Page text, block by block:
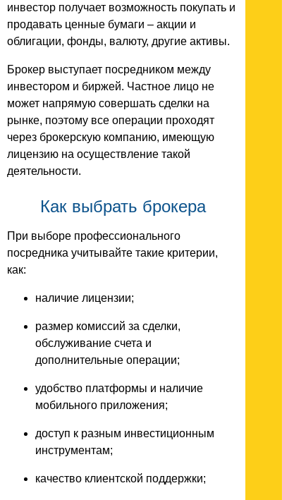
инвестор получает возможность покупать и
продавать ценные бумаги – акции и
облигации, фонды, валюту, другие активы.
Брокер выступает посредником между
инвестором и биржей. Частное лицо не
может напрямую совершать сделки на
рынке, поэтому все операции проходят
через брокерскую компанию, имеющую
лицензию на осуществление такой
деятельности.
Как выбрать брокера
При выборе профессионального
посредника учитывайте такие критерии,
как:
наличие лицензии;
размер комиссий за сделки,
обслуживание счета и
дополнительные операции;
удобство платформы и наличие
мобильного приложения;
доступ к разным инвестиционным
инструментам;
качество клиентской поддержки;